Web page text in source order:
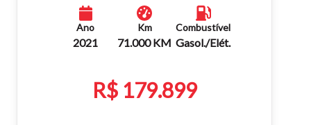
Ano
2021
Km
71.000 KM
Combustível
Gasol./Elét.
R$ 179.899